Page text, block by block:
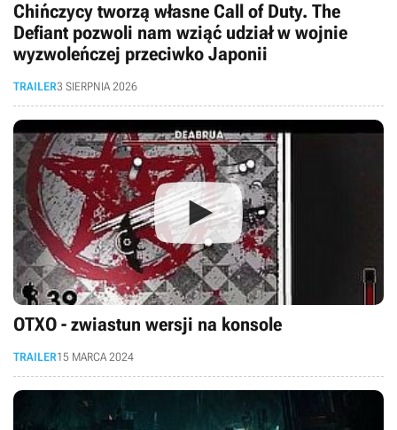
Chińczycy tworzą własne Call of Duty. The
Defiant pozwoli nam wziąć udział w wojnie
wyzwoleńczej przeciwko Japonii
TRAILER3 SIERPNIA 2026
OTXO - zwiastun wersji na konsole
TRAILER15 MARCA 2024